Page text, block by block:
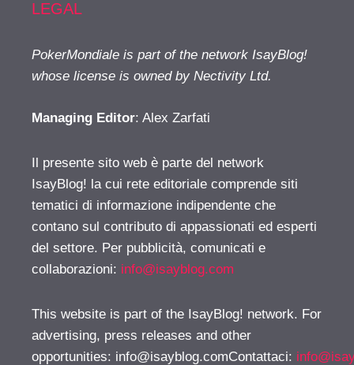
LEGAL
PokerMondiale is part of the network IsayBlog!
whose license is owned by Nectivity Ltd.
Managing Editor: Alex Zarfati
Il presente sito web è parte del network
IsayBlog! la cui rete editoriale comprende siti
tematici di informazione indipendente che
contano sul contributo di appassionati ed esperti
del settore. Per pubblicità, comunicati e
collaborazioni: info@isayblog.com
This website is part of the IsayBlog! network. For
advertising, press releases and other
opportunities: info@isayblog.comContattaci: